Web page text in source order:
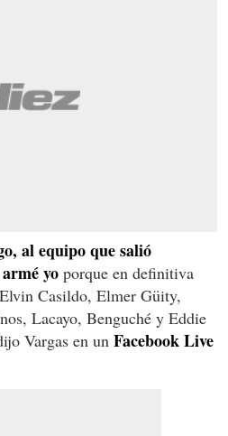
al equipo que salió
yo porque en definitiva
Casildo, Elmer Güity,
Lacayo, Benguché y Eddie
Vargas en un Facebook Live